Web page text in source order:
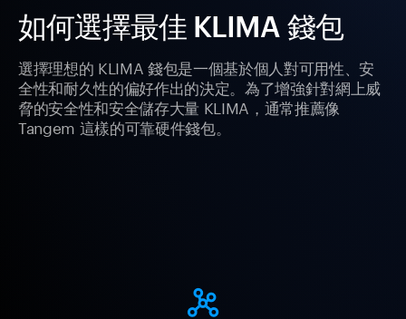
如何選擇最佳 KLIMA 錢包
選擇理想的 KLIMA 錢包是一個基於個人對可用性、安
全性和耐久性的偏好作出的決定。為了增強針對網上威
脅的安全性和安全儲存大量 KLIMA，通常推薦像
Tangem 這樣的可靠硬件錢包。